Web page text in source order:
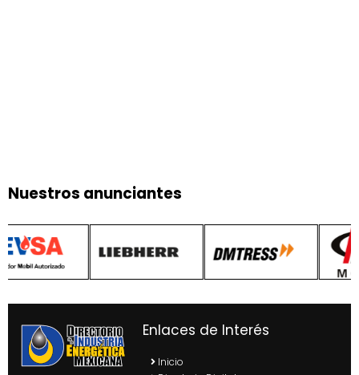
Nuestros anunciantes
Enlaces de Interés
Inicio